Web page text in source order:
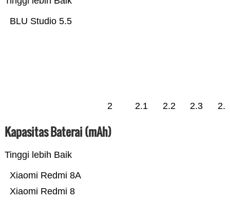
BLU Studio 5.5
2 2.1 2.2 2.3 2.4
Kapasitas Baterai (mAh)
Tinggi lebih Baik
Xiaomi Redmi 8
Xiaomi Redmi 8A